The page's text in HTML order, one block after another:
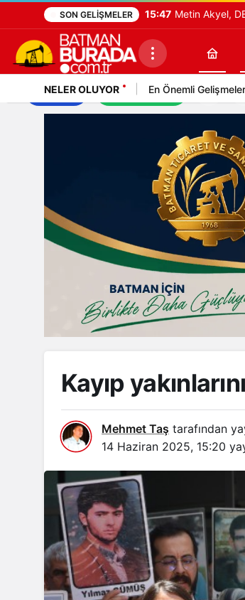
SON GELIŞMELER 15:47 Metin Akyel,
İş İlanları Mekan Rehberi
NELER OLUYOR En Önemli Gelişmeler
Kayıp
Mehmet Taş tarafından
14 Haziran 2025, 15:20